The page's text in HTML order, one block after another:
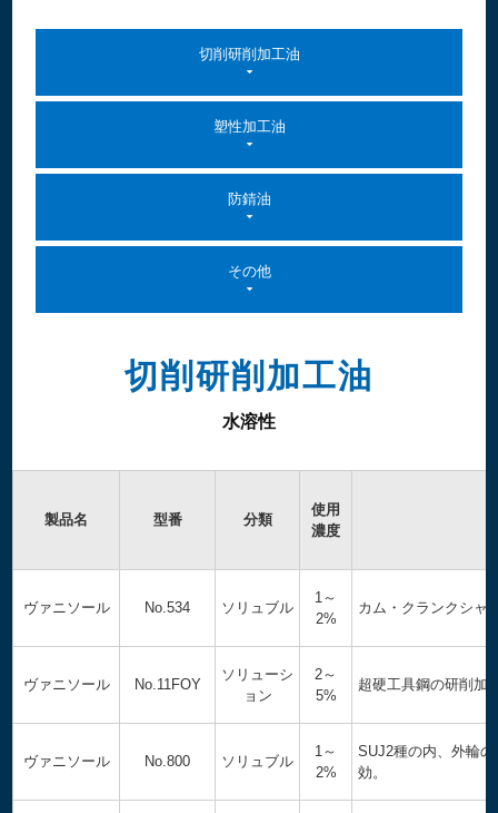
切削研削加工油
塑性加工油
防錆油
その他
切削研削加工油
水溶性
製品名 型番 分類
使用
濃度
ヴァニソール No.534 ソリュブル
1～
2%
カム・クランクシャ
ヴァニソール No.11FOY
ソリューシ
ョン
2～
5%
超硬工具鋼の研削加
ヴァニソール No.800 ソリュブル
1～
2%
SUJ2種の内、外輪
効。